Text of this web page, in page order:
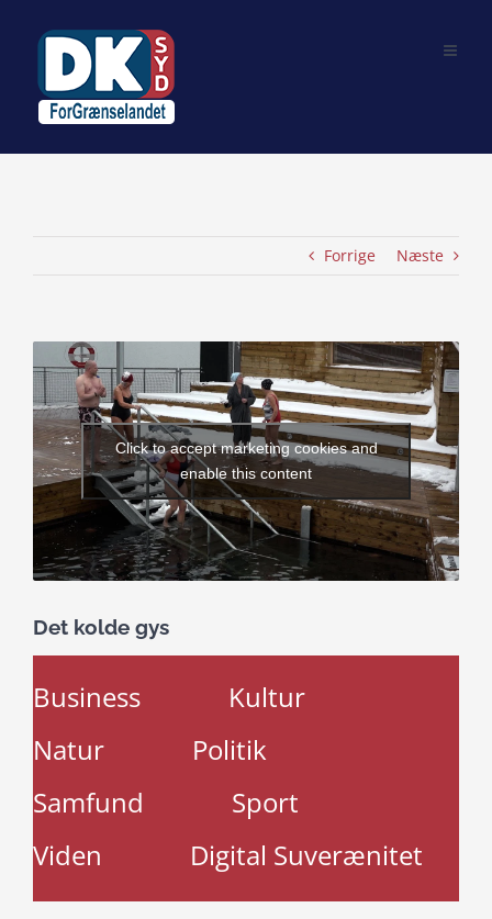
Forrige Næste
View
Larger
Image
Click to accept marketing cookies and
enable this content
Det kolde gys
Business
Kultur
Natur
Politik
Samfund
Sport
Viden
Digital Suverænitet